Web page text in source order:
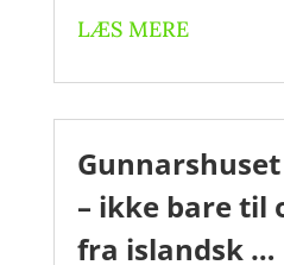
LÆS MERE
– ikke bare
fra islandsk …